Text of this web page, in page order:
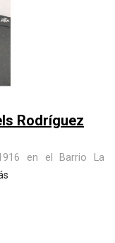
Rodríguez
en el Barrio La